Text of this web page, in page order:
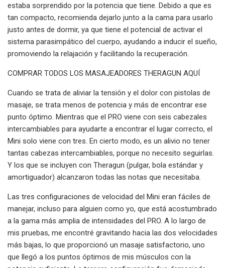
estaba sorprendido por la potencia que tiene. Debido a que es
tan compacto, recomienda dejarlo junto a la cama para usarlo
justo antes de dormir, ya que tiene el potencial de activar el
sistema parasimpático del cuerpo, ayudando a inducir el sueño,
promoviendo la relajación y facilitando la recuperación.
COMPRAR TODOS LOS MASAJEADORES THERAGUN AQUÍ
Cuando se trata de aliviar la tensión y el dolor con pistolas de
masaje, se trata menos de potencia y más de encontrar ese
punto óptimo. Mientras que el PRO viene con seis cabezales
intercambiables para ayudarte a encontrar el lugar correcto, el
Mini solo viene con tres. En cierto modo, es un alivio no tener
tantas cabezas intercambiables, porque no necesito seguirlas.
Y los que se incluyen con Theragun (pulgar, bola estándar y
amortiguador) alcanzaron todas las notas que necesitaba.
Las tres configuraciones de velocidad del Mini eran fáciles de
manejar, incluso para alguien como yo, que está acostumbrado
a la gama más amplia de intensidades del PRO. A lo largo de
mis pruebas, me encontré gravitando hacia las dos velocidades
más bajas, lo que proporcionó un masaje satisfactorio, uno
que llegó a los puntos óptimos de mis músculos con la